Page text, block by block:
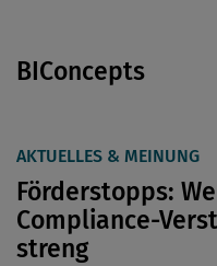
BIConcepts
AKTUELLES & MEINUNG
Förderstopps:
Compliance-
streng